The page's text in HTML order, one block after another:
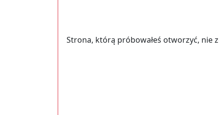
Strona, którą próbowałeś otworzyć, nie